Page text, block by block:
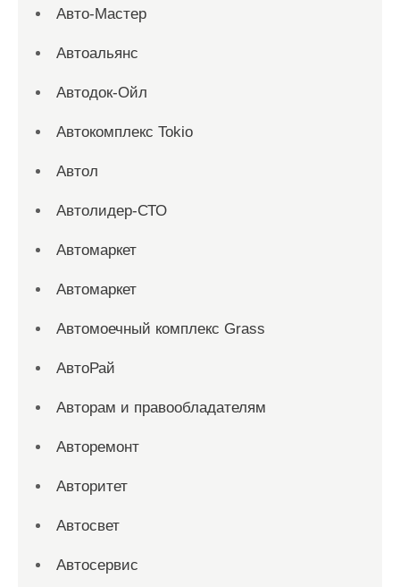
Авто-Мастер
Автоальянс
Автодок-Ойл
Автокомплекс Tokio
Автол
Автолидер-СТО
Автомаркет
Автомаркет
Автомоечный комплекс Grass
АвтоРай
Авторам и правообладателям
Авторемонт
Авторитет
Автосвет
Автосервис